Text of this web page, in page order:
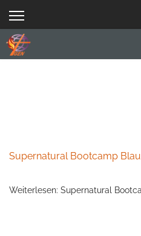
Supernatural Bootcamp
Weiterlesen: Supernatural